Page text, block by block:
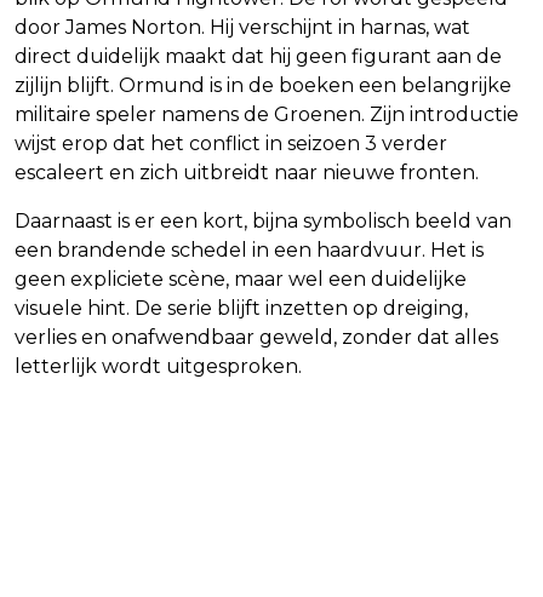
door James Norton. Hij verschijnt in harnas, wat
direct duidelijk maakt dat hij geen figurant aan de
zijlijn blijft. Ormund is in de boeken een belangrijke
militaire speler namens de Groenen. Zijn introductie
wijst erop dat het conflict in seizoen 3 verder
escaleert en zich uitbreidt naar nieuwe fronten.
Daarnaast is er een kort, bijna symbolisch beeld van
een brandende schedel in een haardvuur. Het is
geen expliciete scène, maar wel een duidelijke
visuele hint. De serie blijft inzetten op dreiging,
verlies en onafwendbaar geweld, zonder dat alles
letterlijk wordt uitgesproken.